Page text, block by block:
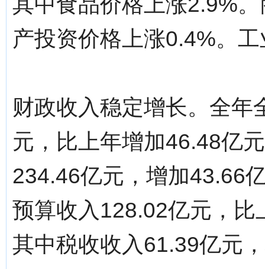
产投资价格上涨0.4%。
财政收入稳定增长。全年
元，比上年增加46.48亿
234.46亿元，增加43.66
预算收入128.02亿元，
其中税收收入61.39亿元